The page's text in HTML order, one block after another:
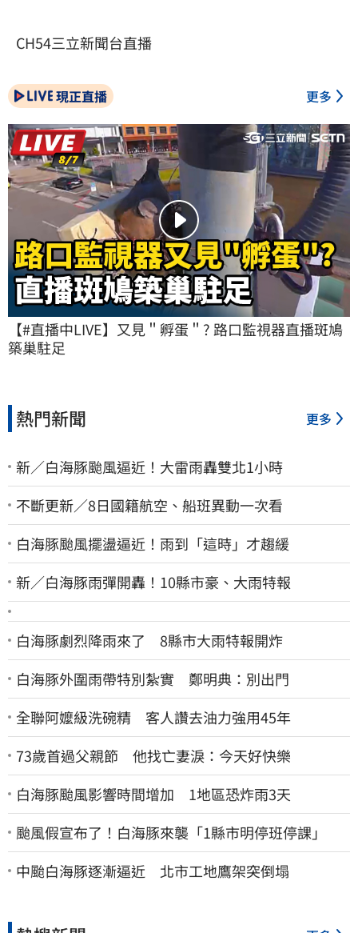
CH54三立新聞台直播
現正直播 更多
【#直播中LIVE】又見＂孵蛋＂? 路口監視器直播斑鳩
築巢駐足
熱門新聞 更多
新／白海豚颱風逼近！大雷雨轟雙北1小時
不斷更新／8日國籍航空、船班異動一次看
白海豚颱風擺盪逼近！雨到「這時」才趨緩
新／白海豚雨彈開轟！10縣市豪、大雨特報
白海豚劇烈降雨來了 8縣市大雨特報開炸
白海豚外圍雨帶特別紮實 鄭明典：別出門
全聯阿嬤級洗碗精 客人讚去油力強用45年
73歲首過父親節 他找亡妻淚：今天好快樂
白海豚颱風影響時間增加 1地區恐炸雨3天
颱風假宣布了！白海豚來襲「1縣市明停班停課」
中颱白海豚逐漸逼近 北市工地鷹架突倒塌